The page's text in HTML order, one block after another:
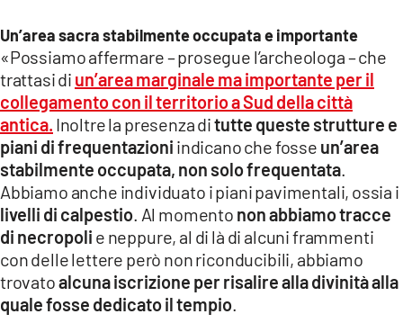
Un’area sacra stabilmente occupata e importante
«Possiamo affermare – prosegue l’archeologa – che
trattasi di un’area marginale ma importante per il
collegamento con il territorio a Sud della città
antica. Inoltre la presenza ditutte queste strutture e
piani di frequentazioni indicano che fosse un’area
stabilmente occupata, non solo frequentata.
Abbiamo anche individuato i piani pavimentali, ossia i
livelli di calpestio. Al momento non abbiamo tracce
di necropoli e neppure, al di là di alcuni frammenti
con delle lettere però non riconducibili, abbiamo
trovatoalcuna iscrizione per risalire alla divinità alla
quale fosse dedicato il tempio.